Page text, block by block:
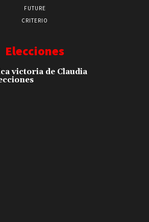
FUTURE
CRITERIO
Elecciones
victoria de Claudia